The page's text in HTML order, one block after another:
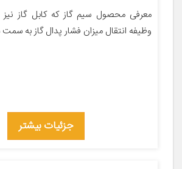
معرفی محصول سیم گاز که کابل گاز
وظیفه انتقال میزان فشار پدال گاز به
جزئیات بیشتر